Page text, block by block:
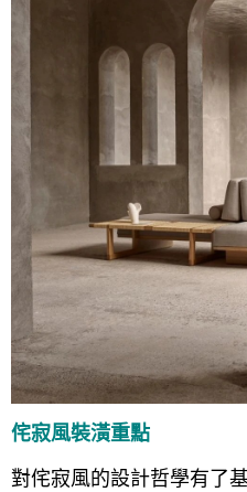
侘寂風裝潢重點
對侘寂風的設計哲學有了